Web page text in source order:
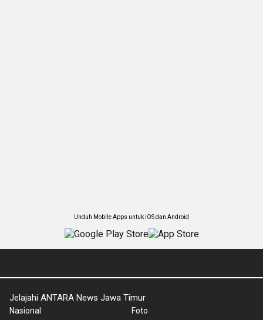
Unduh Mobile Apps untuk iOS dan Android
Jelajahi ANTARA News Jawa Timur
Nasional
Foto